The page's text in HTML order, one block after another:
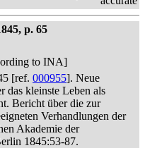
p. 65
to INA]
[ref. 000955]. Neue
das kleinste Leben als
Bericht über die zur
Verhandlungen der
Akademie der
1845:53-87.